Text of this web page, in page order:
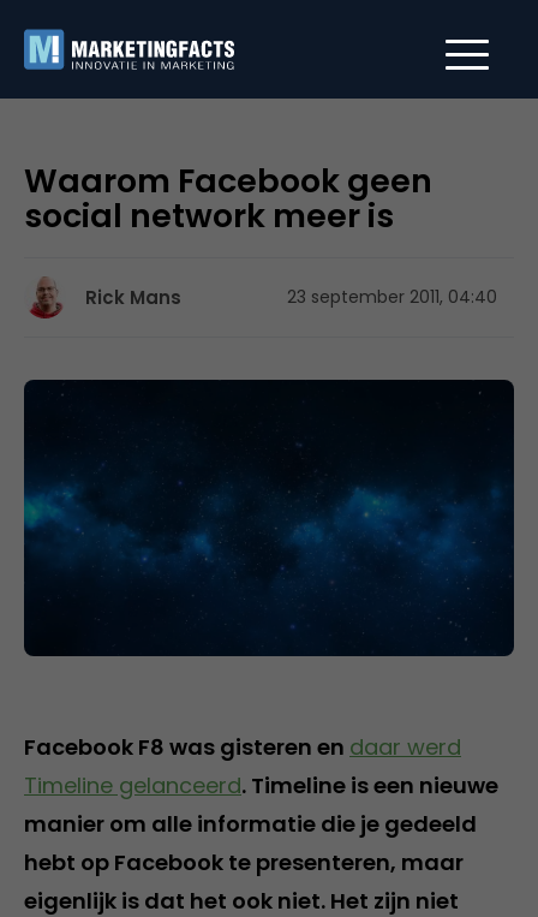
Waarom Facebook geen
social network meer is
Rick Mans 23 september 2011, 04:40
Facebook F8 was gisteren en daar werd
Timeline gelanceerd. Timeline is een nieuwe
manier om alle informatie die je gedeeld
hebt op Facebook te presenteren, maar
eigenlijk is dat het ook niet. Het zijn niet